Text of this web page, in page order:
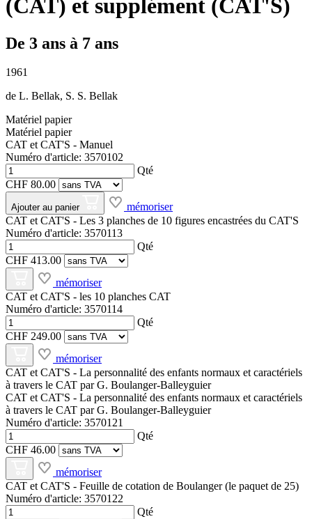
(CAT) et supplément (CAT'S)
De 3 ans à 7 ans
1961
de L. Bellak, S. S. Bellak
Matériel papier
Matériel papier
CAT et CAT'S - Manuel
Numéro d'article: 3570102
Qté
CHF 80.00
Ajouter au panier
mémoriser
CAT et CAT'S - Les 3 planches de 10 figures encastrées du CAT'S
Numéro d'article: 3570113
Qté
CHF 413.00
mémoriser
CAT et CAT'S - les 10 planches CAT
Numéro d'article: 3570114
Qté
CHF 249.00
mémoriser
CAT et CAT'S - La personnalité des enfants normaux et caractériels
à travers le CAT par G. Boulanger-Balleyguier
CAT et CAT'S - La personnalité des enfants normaux et caractériels
à travers le CAT par G. Boulanger-Balleyguier
Numéro d'article: 3570121
Qté
CHF 46.00
mémoriser
CAT et CAT'S - Feuille de cotation de Boulanger (le paquet de 25)
Numéro d'article: 3570122
Qté